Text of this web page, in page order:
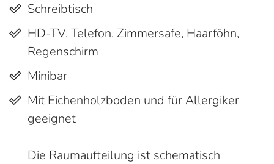
Schreibtisch
HD-TV, Telefon, Zimmersafe, Haarföhn,
Regenschirm
Minibar
Mit Eichenholzboden und für Allergiker
geeignet
Die Raumaufteilung ist schematisch